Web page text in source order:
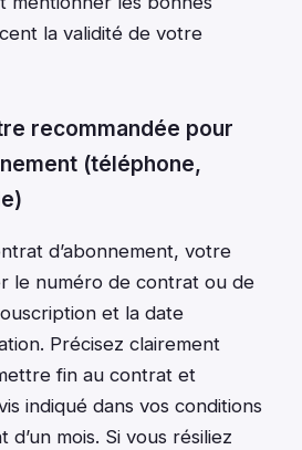
la validité de votre
recommandée pour
(téléphone,
d’abonnement, votre
le numéro de contrat ou de
et la date
Précisez clairement
fin au contrat et
indiqué dans vos conditions
mois. Si vous résiliez